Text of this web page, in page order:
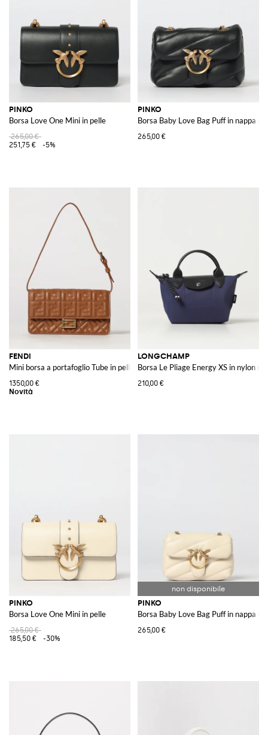
PINKO
Borsa Love One Mini in pelle
265,00 €
251,75 €
-5%
PINKO
Borsa Baby Love Bag Puff in nappa
265,00 €
FENDI
Mini borsa a portafoglio Tube in pelle di vitello con monogramma FF
1350,00 €
LONGCHAMP
Borsa Le Pliage Energy XS in nylon
210,00 €
PINKO
Borsa Love One Mini in pelle
265,00 €
185,50 €
-30%
PINKO
Borsa Baby Love Bag Puff in nappa
265,00 €